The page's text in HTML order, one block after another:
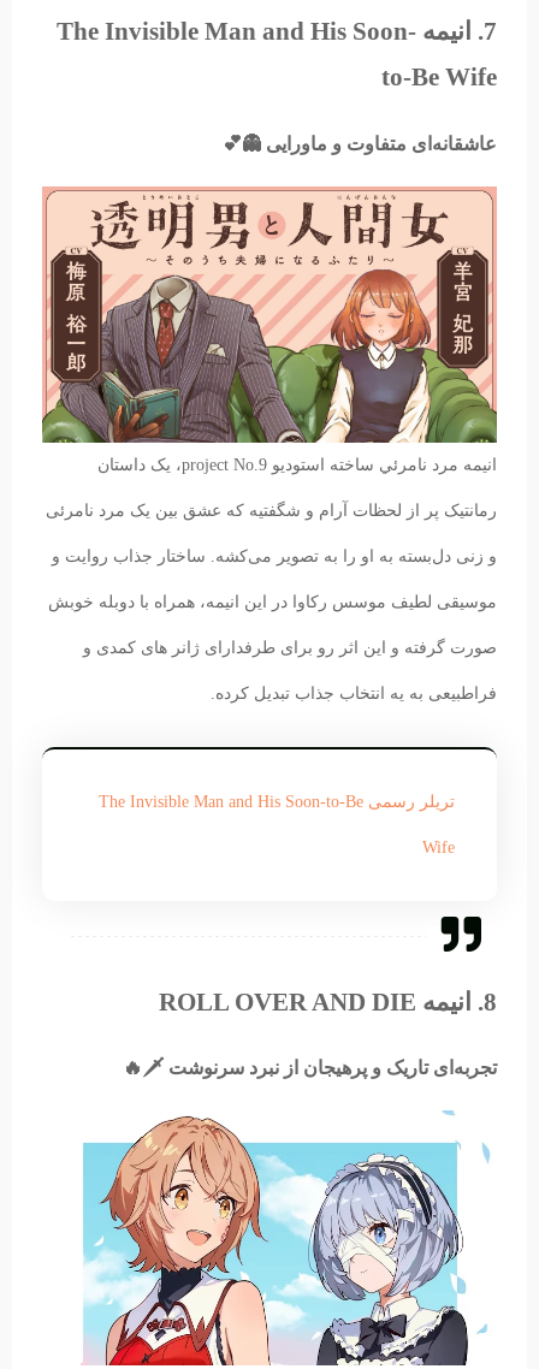
7. انیمه The Invisible Man and His Soon-
to-Be Wife
عاشقانه‌ای متفاوت و ماورایی 👻💕
انیمه مرد نامرئي ساخته استودیو project No.9، یک داستان
رمانتیک پر از لحظات آرام و شگفتیه که عشق بین یک مرد نامرئی
و زنی دل‌بسته به او را به تصویر می‌کشه. ساختار جذاب روایت و
موسیقی لطیف موسس رکاوا در این انیمه، همراه با دوبله خوبش
صورت گرفته و این اثر رو برای طرفدارای ژانر های کمدی و
فراطبیعی به یه انتخاب جذاب تبدیل کرده.
تریلر رسمی The Invisible Man and His Soon-to-Be
Wife
8. انیمه ROLL OVER AND DIE
تجربه‌ای تاریک و پرهیجان از نبرد سرنوشت 🗡️🔥